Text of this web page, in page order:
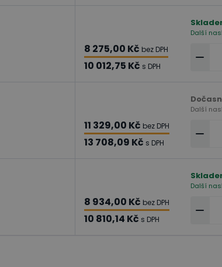
8 275,00 Kč bez DPH
10 012,75 Kč s DPH
Další
11 329,00 Kč bez DPH
13 708,09 Kč s DPH
Další
8 934,00 Kč bez DPH
10 810,14 Kč s DPH
Další